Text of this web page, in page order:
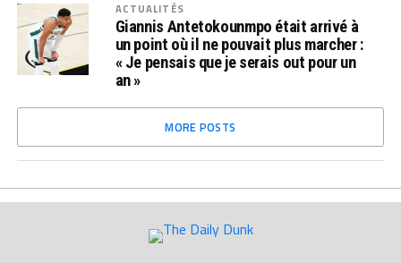
ACTUALITÉS
Giannis Antetokounmpo était arrivé à
un point où il ne pouvait plus marcher :
« Je pensais que je serais out pour un
an »
MORE POSTS